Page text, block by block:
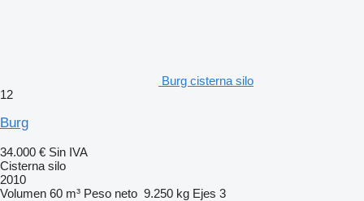
Burg cisterna silo
12
Burg
34.000 € Sin IVA
Cisterna silo
2010
Volumen 60 m³ Peso neto 9.250 kg Ejes 3